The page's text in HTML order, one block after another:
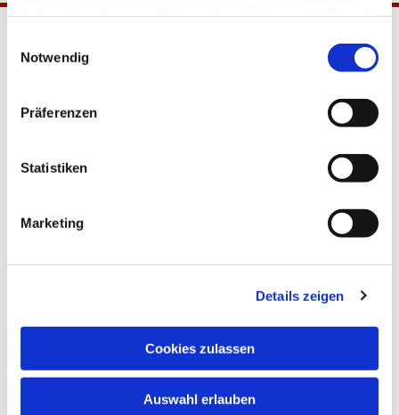
Notwendig
Präferenzen
Statistiken
Marketing
Details zeigen
Cookies zulassen
Auswahl erlauben
Katholische Kirchengemeinde
Tempelhof-Buckow
Geistlicher Raum
Taufe, Kommunion & Trauung